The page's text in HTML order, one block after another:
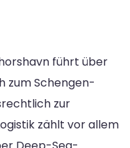
führt über
zum Schengen-
zur
zählt vor allem